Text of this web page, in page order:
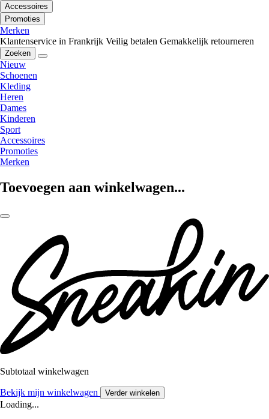
Accessoires
Promoties
Merken
Klantenservice in Frankrijk Veilig betalen Gemakkelijk retourneren
Zoeken
Nieuw
Schoenen
Kleding
Heren
Dames
Kinderen
Sport
Accessoires
Promoties
Merken
Toevoegen aan winkelwagen...
Subtotaal winkelwagen
Bekijk mijn winkelwagen Verder winkelen
Loading...